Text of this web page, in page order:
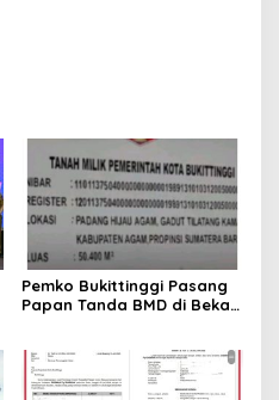
Pemko Bukittinggi Pasang
Papan Tanda BMD di Bekas